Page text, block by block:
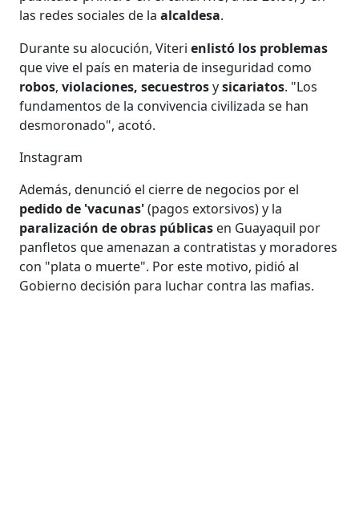
las redes sociales de laalcaldesa.
Durante su alocución, Viterienlistó los problemas
que vive el país en materia de inseguridad como
robos,violaciones, secuestrosysicariatos. "Los
fundamentos de la convivencia civilizada se han
desmoronado", acotó.
Instagram
Además, denunció el cierre de negocios por el
pedido de 'vacunas'(pagos extorsivos) y la
paralización de obras públicas en Guayaquil por
panfletos que amenazan a contratistas y moradores
con "plata o muerte". Por este motivo, pidió al
Gobierno decisión para luchar contra las mafias.